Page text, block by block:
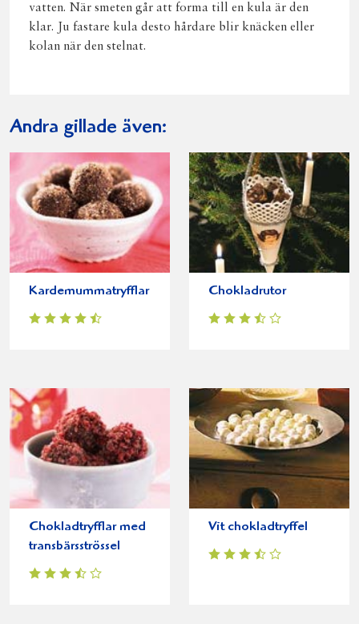
vatten. När smeten går att forma till en kula är den
klar. Ju fastare kula desto hårdare blir knäcken eller
kolan när den stelnat.
Andra gillade även:
Kardemummatryfflar Chokladrutor
Chokladtryfflar med
transbärsströssel
Vit chokladtryffel